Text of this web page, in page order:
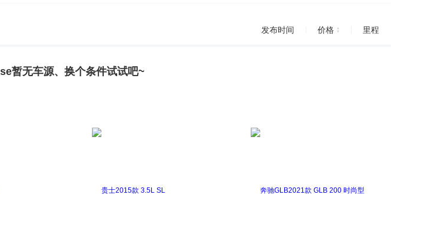
发布时间 价格 里程
暂无车源、换个条件试试吧~